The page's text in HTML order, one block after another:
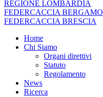
REGIONE LOMBARDIA
FEDERCACCIA BERGAMO
FEDERCACCIA BRESCIA
Home
Chi Siamo
Organi direttivi
Statuto
Regolamento
News
Ricerca